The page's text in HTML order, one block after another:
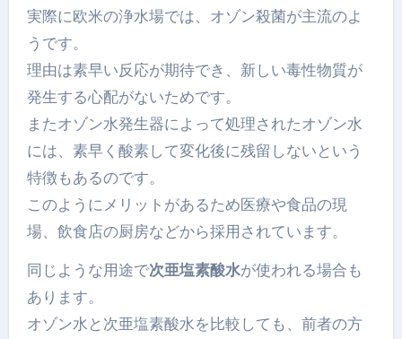
実際に欧米の浄水場では、オゾン殺菌が主流のよ
うです。
理由は素早い反応が期待でき、新しい毒性物質が
発生する心配がないためです。
またオゾン水発生器によって処理されたオゾン水
には、素早く酸素して変化後に残留しないという
特徴もあるのです。
このようにメリットがあるため医療や食品の現
場、飲食店の厨房などから採用されています。
同じような用途で次亜塩素酸水が使われる場合も
あります。
オゾン水と次亜塩素酸水を比較しても、前者の方